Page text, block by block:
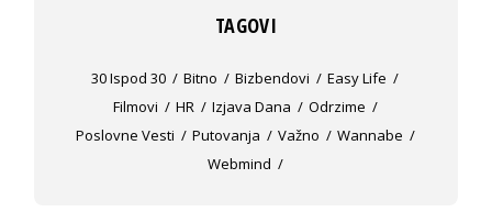
TAGOVI
30 Ispod 30 Bitno Bizbendovi
Easy Life
Filmovi
HR Izjava Dana
Odrzime
Poslovne Vesti
Putovanja Važno
Wannabe
Webmind